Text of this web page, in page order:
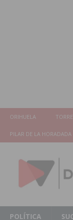
ORIHUELA
PILAR DE LA HORADADA
POLÍTICA